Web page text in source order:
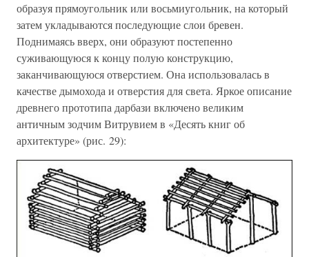
образуя прямоугольник или восьмиугольник, на который
затем укладываются последующие слои бревен.
Поднимаясь вверх, они образуют постепенно
суживающуюся к концу полую конструкцию,
заканчивающуюся отверстием. Она использовалась в
качестве дымохода и отверстия для света. Яркое описание
древнего прототипа дарбази включено великим
античным зодчим Витрувием в «Десять книг об
архитектуре» (рис. 29):